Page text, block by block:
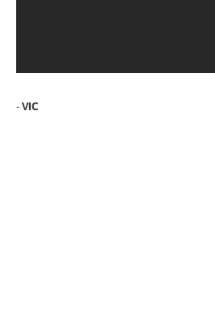
-VIC